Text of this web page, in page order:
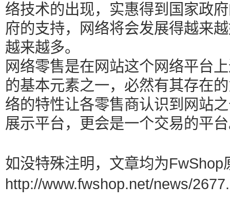
络技术的出现，实惠得到国家政
府的支持，网络将会发展得越来
越来越多。
网络零售是在网站这个网络平台
的基本元素之一，必然有其存在
络的特性让各零售商认识到网站
展示平台，更会是一个交易的平
如没特殊注明，文章均为FwShop
http://www.fwshop.net/news/